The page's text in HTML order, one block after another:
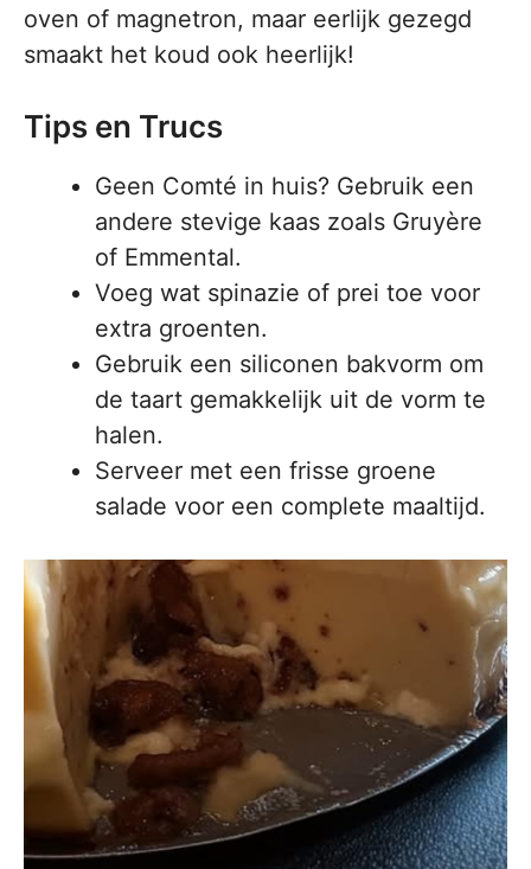
oven of magnetron, maar eerlijk gezegd
smaakt het koud ook heerlijk!
Tips en Trucs
Geen Comté in huis? Gebruik een
andere stevige kaas zoals Gruyère
of Emmental.
Voeg wat spinazie of prei toe voor
extra groenten.
Gebruik een siliconen bakvorm om
de taart gemakkelijk uit de vorm te
halen.
Serveer met een frisse groene
salade voor een complete maaltijd.